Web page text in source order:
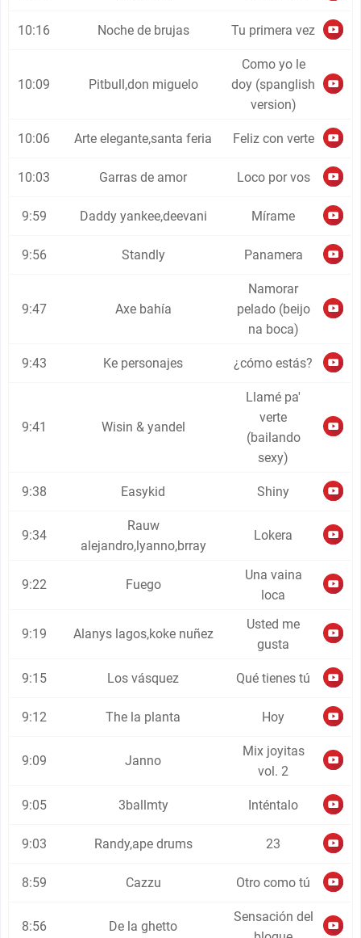
10:16 Noche de brujas Tu primera vez
10:09 Pitbull,don miguelo
Como yo le
doy (spanglish
version)
10:06 Arte elegante,santa feria Feliz con verte
10:03 Garras de amor Loco por vos
9:59 Daddy yankee,deevani Mírame
9:56 Standly Panamera
9:47 Axe bahía
Namorar
pelado (beijo
na boca)
9:43 Ke personajes ¿cómo estás?
9:41 Wisin & yandel
Llamé pa'
verte
(bailando
sexy)
9:38 Easykid Shiny
9:34
Rauw
alejandro,lyanno,brray
Lokera
9:22 Fuego
Una vaina
loca
9:19 Alanys lagos,koke nuñez
Usted me
gusta
9:15 Los vásquez Qué tienes tú
9:12 The la planta Hoy
9:09 Janno
Mix joyitas
vol. 2
9:05 3ballmty Inténtalo
9:03 Randy,ape drums 23
8:59 Cazzu Otro como tú
8:56 De la ghetto
Sensación del